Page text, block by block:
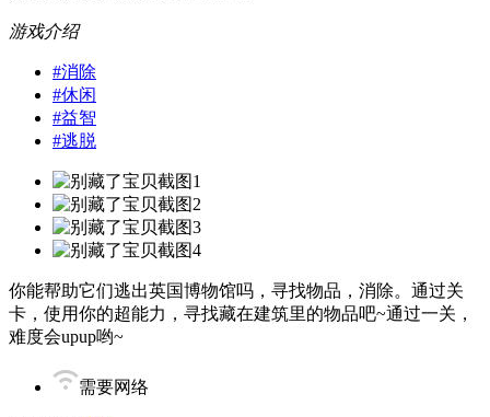
游戏介绍
#消除
#休闲
#益智
#逃脱
你能帮助它们逃出英国博物馆吗，寻找物品，消除。通过关
卡，使用你的超能力，寻找藏在建筑里的物品吧~通过一关，
难度会upup哟~
需要网络